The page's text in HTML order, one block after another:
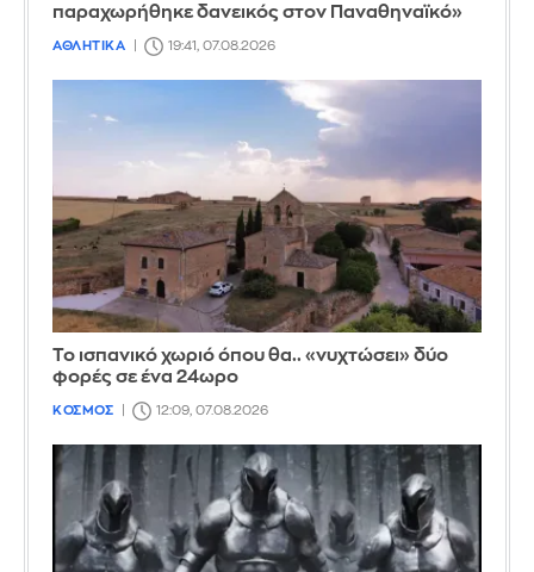
παραχωρήθηκε δανεικός στον Παναθηναϊκό»
ΑΘΛΗΤΙΚΑ 19:41, 07.08.2026
Το ισπανικό χωριό όπου θα.. «νυχτώσει» δύο
φορές σε ένα 24ωρο
ΚΟΣΜΟΣ 12:09, 07.08.2026